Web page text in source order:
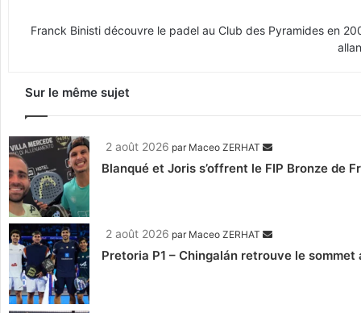
Franck Binisti découvre le padel au Club des Pyramides en
Sur le même sujet
2 août 2026 par Maceo ZERHAT
Blanqué et Joris s’offrent le FIP Bronze de
2 août 2026 par Maceo ZERHAT
Pretoria P1 – Chingalán retrouve le